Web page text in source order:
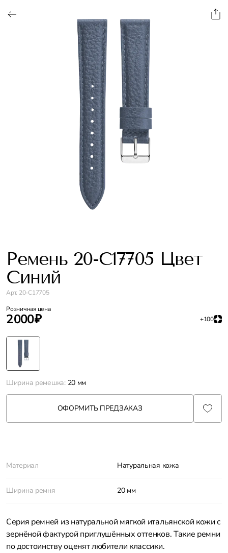
Ремень 20-C17705 Цвет
Синий
Арт. 20-C17705
Ширина ремешка: 20 мм
Розничная цена
2 000 ₽ +100
ОФОРМИТЬ ПРЕДЗАКАЗ
Серия ремней из натуральной мягкой итальянской кожи с
зернёной фактурой приглушённых оттенков. Такие ремни
по достоинству оценят любители классики.
Материал Натуральная кожа
Ширина ремня 20 мм